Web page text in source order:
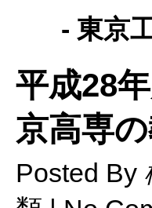
- 東京
平成28
京高専
Posted By